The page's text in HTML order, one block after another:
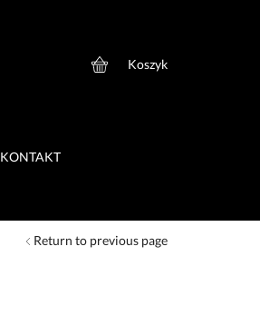
Koszyk
KONTAKT
Return to previous page